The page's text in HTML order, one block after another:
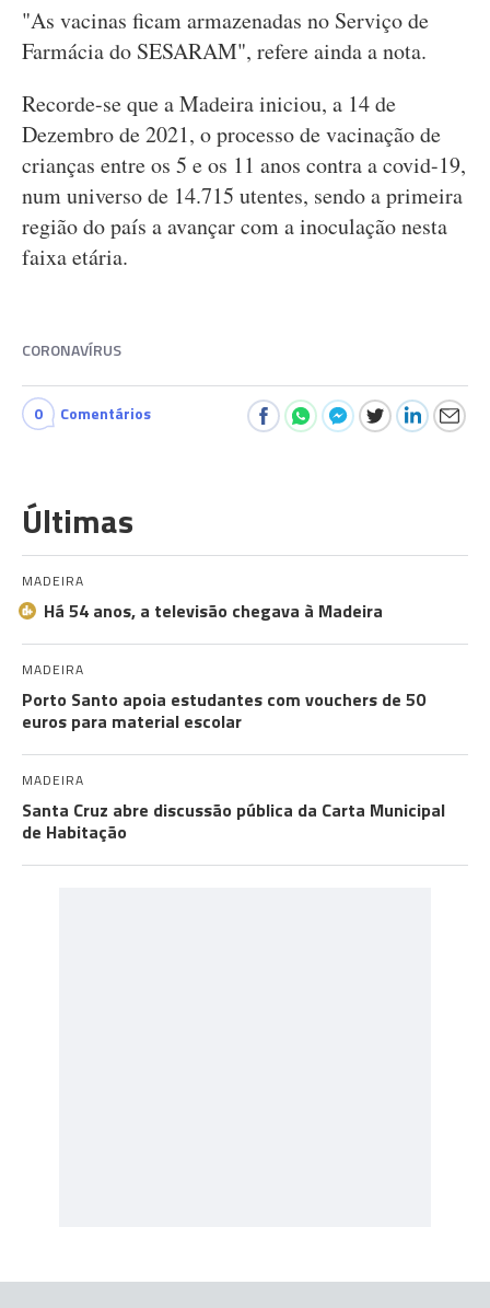
"As vacinas ficam armazenadas no Serviço de
Farmácia do SESARAM", refere ainda a nota.
Recorde-se que a Madeira iniciou, a 14 de
Dezembro de 2021, o processo de vacinação de
crianças entre os 5 e os 11 anos contra a covid-19,
num universo de 14.715 utentes, sendo a primeira
região do país a avançar com a inoculação nesta
faixa etária.
CORONAVÍRUS
0 Comentários
Últimas
MADEIRA
Há 54 anos, a televisão chegava à Madeira
MADEIRA
Porto Santo apoia estudantes com vouchers de 50
euros para material escolar
MADEIRA
Santa Cruz abre discussão pública da Carta Municipal
de Habitação